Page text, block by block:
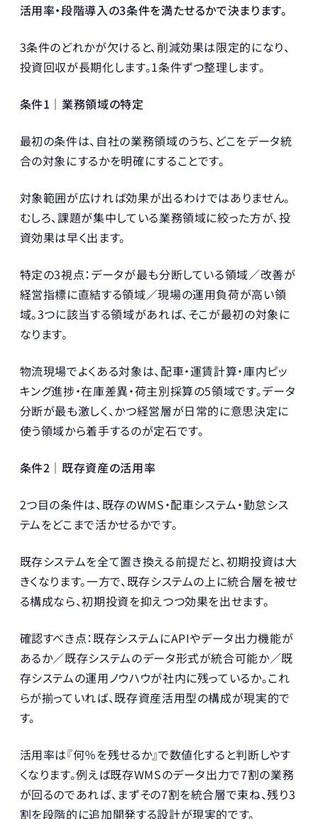
活用率・段階導入の3条件を満たせるかで決まります。
3条件のどれかが欠けると、削減効果は限定的になり、
投資回収が長期化します。1条件ずつ整理します。
条件1｜業務領域の特定
最初の条件は、自社の業務領域のうち、どこをデータ統
合の対象にするかを明確にすることです。
対象範囲が広ければ効果が出るわけではありません。
むしろ、課題が集中している業務領域に絞った方が、投
資効果は早く出ます。
特定の3視点：データが最も分断している領域／改善が
経営指標に直結する領域／現場の運用負荷が高い領
域。3つに該当する領域があれば、そこが最初の対象に
なります。
物流現場でよくある対象は、配車・運賃計算・庫内ピッ
キング進捗・在庫差異・荷主別採算の5領域です。データ
分断が最も激しく、かつ経営層が日常的に意思決定に
使う領域から着手するのが定石です。
条件2｜既存資産の活用率
2つ目の条件は、既存のWMS・配車システム・勤怠シス
テムをどこまで活かせるかです。
既存システムを全て置き換える前提だと、初期投資は大
きくなります。一方で、既存システムの上に統合層を被せ
る構成なら、初期投資を抑えつつ効果を出せます。
確認すべき点：既存システムにAPIやデータ出力機能が
あるか／既存システムのデータ形式が統合可能か／既
存システムの運用ノウハウが社内に残っているか。これ
らが揃っていれば、既存資産活用型の構成が現実的で
す。
活用率は『何％を残せるか』で数値化すると判断しやす
くなります。例えば既存WMSのデータ出力で7割の業務
が回るのであれば、まずその7割を統合層で束ね、残り3
割を段階的に追加開発する設計が現実的です。